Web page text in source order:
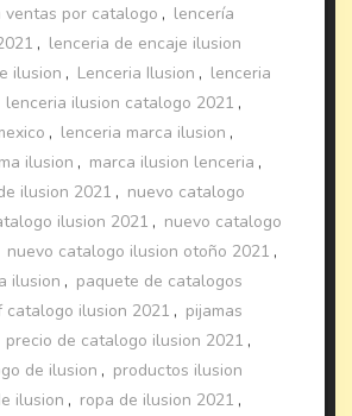
ventas por catalogo , lencería
, lenceria de encaje ilusion
ilusion , Lenceria Ilusion , lenceria
lenceria ilusion catalogo 2021 ,
, lenceria marca ilusion ,
ilusion , marca ilusion lenceria ,
ilusion 2021 , nuevo catalogo
ilusion 2021 , nuevo catalogo
nuevo catalogo ilusion otoño 2021 ,
ilusion , paquete de catalogos
catalogo ilusion 2021 , pijamas
precio de catalogo ilusion 2021 ,
de ilusion , productos ilusion
ilusion , ropa de ilusion 2021 ,